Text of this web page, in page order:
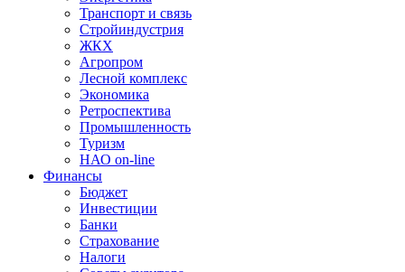
Транспорт и связь
Стройиндустрия
ЖКХ
Агропром
Лесной комплекс
Экономика
Ретроспектива
Промышленность
Туризм
НАО on-line
Финансы
Бюджет
Инвестиции
Банки
Страхование
Налоги